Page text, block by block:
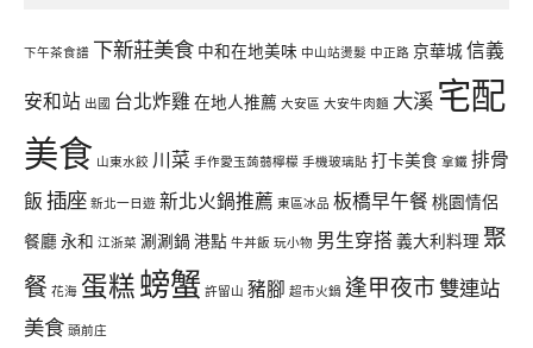
下午茶食譜 下新莊美食 中和在地美味 中山站燙髮 中正路 京華城 信義
安和站 出國 台北炸雞 在地人推薦 大安區 大安牛肉麵 大溪 宅配
美食 山東水餃 川菜 手作愛玉蒟蒻檸檬 手機玻璃貼 打卡美食 拿鐵 排骨
飯 插座 新北一日遊 新北火鍋推薦 東區冰品 板橋早午餐 桃園情侶
餐廳 永和 江浙菜 涮涮鍋 港點 牛丼飯 玩小物 男生穿搭 義大利料理 聚
餐 花海 蛋糕 螃蟹 許留山 豬腳 超市火鍋 逢甲夜市 雙連站
美食 頭前庄